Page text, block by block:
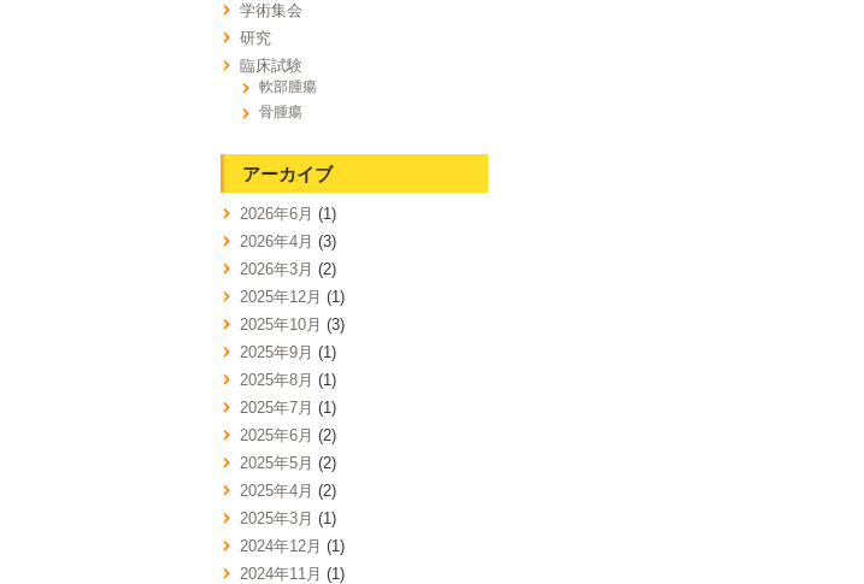
学術集会
研究
臨床試験
軟部腫瘍
骨腫瘍
アーカイブ
2026年6月 (1)
2026年4月 (3)
2026年3月 (2)
2025年12月 (1)
2025年10月 (3)
2025年9月 (1)
2025年8月 (1)
2025年7月 (1)
2025年6月 (2)
2025年5月 (2)
2025年4月 (2)
2025年3月 (1)
2024年12月 (1)
2024年11月 (1)